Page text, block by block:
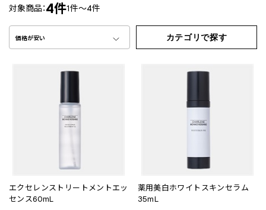
対象商品：4件1件～4件
価格が安い カテゴリで探す
エクセレンストリートメントエッ
センス60mL
薬用美白ホワイトスキンセラム
35mL